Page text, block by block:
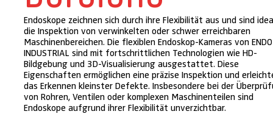
Endoskope zeichnen sich durch ihre Flexibilität aus und sind
die Inspektion von verwinkelten oder schwer erreichbaren
Maschinenbereichen. Die flexiblen Endoskop-Kameras von ENDO
INDUSTRIAL sind mit fortschrittlichen Technologien wie HD-
Bildgebung und 3D-Visualisierung ausgestattet. Diese
Eigenschaften ermöglichen eine präzise Inspektion und
das Erkennen kleinster Defekte. Insbesondere bei der
von Rohren, Ventilen oder komplexen Maschinenteilen sind
Endoskope aufgrund ihrer Flexibilität unverzichtbar.